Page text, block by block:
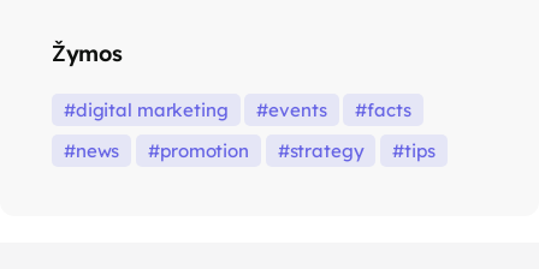
Žymos
digital marketing events
facts
news
promotion strategy tips